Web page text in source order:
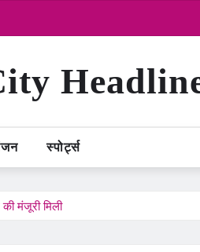
स्पोर्ट्स
मंजूरी मिली